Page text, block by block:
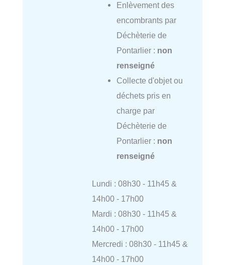
Enlèvement des
encombrants par
Déchèterie de
Pontarlier : non
renseigné
Collecte d'objet ou
déchets pris en
charge par
Déchèterie de
Pontarlier : non
renseigné
Lundi : 08h30 - 11h45 &
14h00 - 17h00
Mardi : 08h30 - 11h45 &
14h00 - 17h00
Mercredi : 08h30 - 11h45 &
14h00 - 17h00